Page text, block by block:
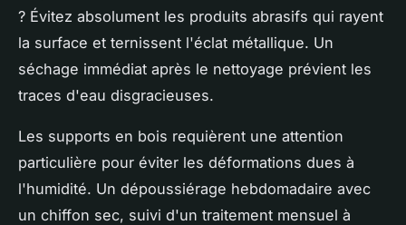
? Évitez absolument les produits abrasifs qui rayent
la surface et ternissent l'éclat métallique. Un
séchage immédiat après le nettoyage prévient les
traces d'eau disgracieuses.
Les supports en bois requièrent une attention
particulière pour éviter les déformations dues à
l'humidité. Un dépoussiérage hebdomadaire avec
un chiffon sec, suivi d'un traitement mensuel à